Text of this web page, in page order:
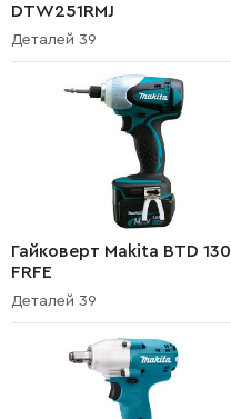
DTW251RMJ
Деталей 39
Гайковерт Makita BTD 130
FRFE
Деталей 39